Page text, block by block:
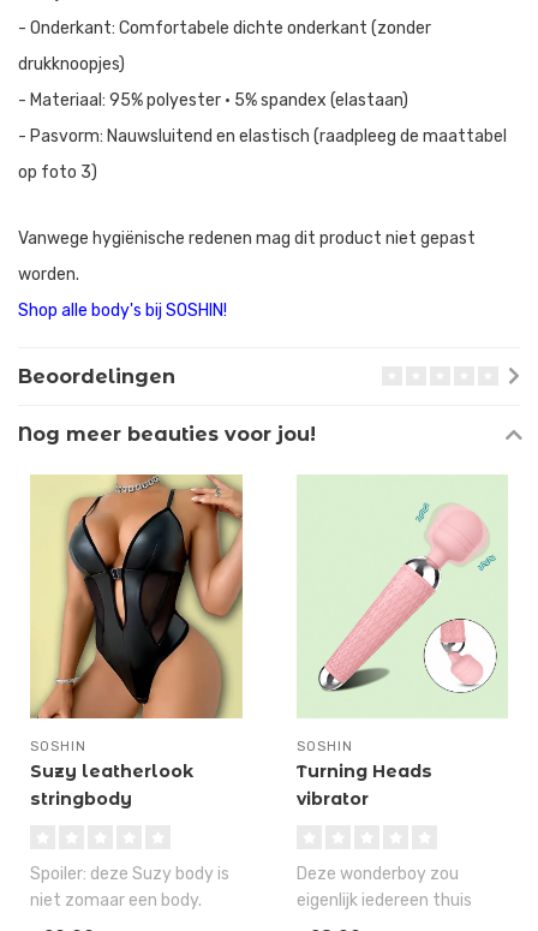
- Onderkant: Comfortabele dichte onderkant (zonder
drukknoopjes)
- Materiaal: 95% polyester • 5% spandex (elastaan)
- Pasvorm: Nauwsluitend en elastisch (raadpleeg de maattabel
op foto 3)
Vanwege hygiënische redenen mag dit product niet gepast
worden.
Shop alle body's bij SOSHIN!
Beoordelingen
Nog meer beauties voor jou!
SOSHIN
Suzy leatherlook
stringbody
Spoiler: deze Suzy body is
niet zomaar een body.
Suzy heeft namelijk een
SOSHIN
Turning Heads
vibrator
Deze wonderboy zou
eigenlijk iedereen thuis
moeten hebben, want met